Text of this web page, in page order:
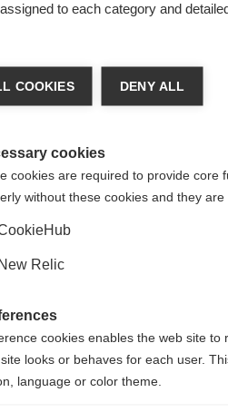
Heel Cap
wechseln
(English)
Ja, ich möchte
to each category and
COOKIES DENY ALL
cookies
cookies are required to provide core
without these cookies and they
Relic
cookies enables the web site
looks or behaves for each user.
language or color theme.